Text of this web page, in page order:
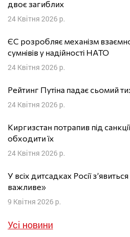
двоє загиблих
24 Квітня 2026 р.
ЄС розробляє механізм
сумнівів у надійності НАТО
24 Квітня 2026 р.
Рейтинг Путіна падає сьомий
24 Квітня 2026 р.
Киргизстан потрапив під
обходити їх
24 Квітня 2026 р.
У всіх дитсадках Росії
важливе»
9 Квітня 2026 р.
Усі новини